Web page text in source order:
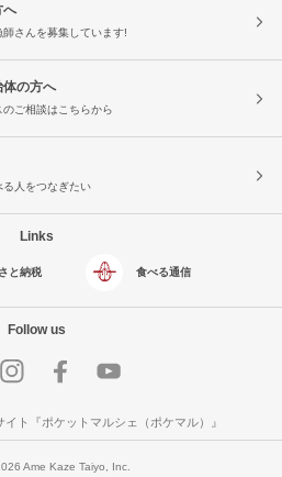
へ
師さんを募集しています!
体の方へ
のご相談はこちらから
る人をつなぎたい
Links
と納税 食べる通信
Follow us
ト『ポケットマルシェ（ポケマル）』
Ame Kaze Taiyo, Inc.